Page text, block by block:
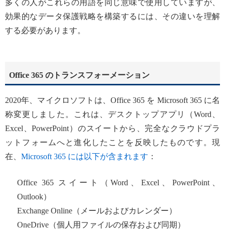
多くの人がこれらの用語を同じ意味で使用していますが、
効果的なデータ保護戦略を構築するには、その違いを理解
する必要があります。
Office 365 のトランスフォーメーション
2020年、マイクロソフトは、Office 365 を Microsoft 365 に名
称変更しました。これは、デスクトップアプリ（Word、
Excel、PowerPoint）のスイートから、完全なクラウドプラ
ットフォームへと進化したことを反映したものです。現
在、 Microsoft 365 には以下が含まれます ：
Office 365 スイート（Word、Excel、PowerPoint、
Outlook）
Exchange Online（メールおよびカレンダー）
OneDrive（個人用ファイルの保存および同期）